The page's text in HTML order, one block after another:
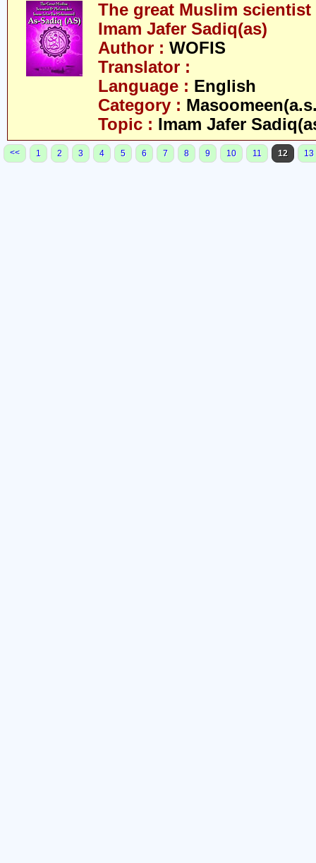
The great Muslim
Imam Jafer Sadiq(as)
Author : WOFIS
Translator :
Language : English
Category :
Topic : Imam Jafer
<< 1 2 3 4 5 6 7 8 9 10 11 12 13